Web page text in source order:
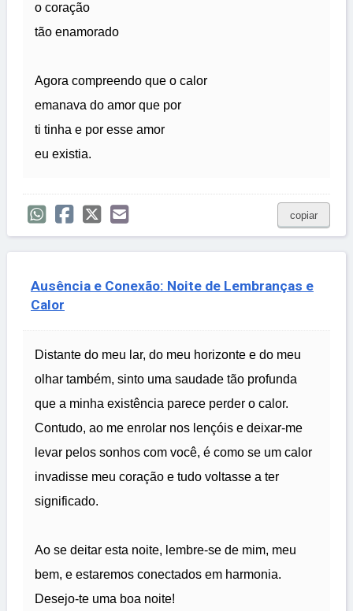
o coração
tão enamorado
Agora compreendo que o calor
emanava do amor que por
ti tinha e por esse amor
eu existia.
copiar
Ausência e Conexão: Noite de Lembranças e
Calor
Distante do meu lar, do meu horizonte e do meu
olhar também, sinto uma saudade tão profunda
que a minha existência parece perder o calor.
Contudo, ao me enrolar nos lençóis e deixar-me
levar pelos sonhos com você, é como se um calor
invadisse meu coração e tudo voltasse a ter
significado.
Ao se deitar esta noite, lembre-se de mim, meu
bem, e estaremos conectados em harmonia.
Desejo-te uma boa noite!